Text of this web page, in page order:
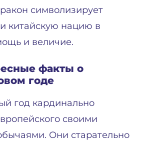
символизирует
китайскую нацию в
и величие.
факты о
годе
год кардинально
своими
Они старательно